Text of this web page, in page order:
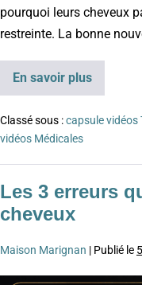
pourquoi leurs cheveux
restreinte. La bonne
En savoir plus
Classé sous :capsule vidéos
vidéos Médicales
Les 3 erreurs
cheveux
Maison Marignan | Publié le